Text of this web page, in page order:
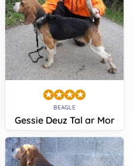
BEAGLE
Gessie Deuz Tal ar Mor